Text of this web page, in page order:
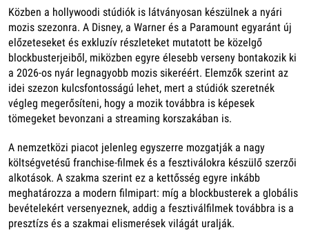
Közben a hollywoodi stúdiók is látványosan készülnek a nyári
mozis szezonra. A Disney, a Warner és a Paramount egyaránt új
előzeteseket és exkluzív részleteket mutatott be közelgő
blockbusterjeiből, miközben egyre élesebb verseny bontakozik ki
a 2026-os nyár legnagyobb mozis sikeréért. Elemzők szerint az
idei szezon kulcsfontosságú lehet, mert a stúdiók szeretnék
végleg megerősíteni, hogy a mozik továbbra is képesek
tömegeket bevonzani a streaming korszakában is.
A nemzetközi piacot jelenleg egyszerre mozgatják a nagy
költségvetésű franchise-filmek és a fesztiválokra készülő szerzői
alkotások. A szakma szerint ez a kettősség egyre inkább
meghatározza a modern filmipart: míg a blockbusterek a globális
bevételekért versenyeznek, addig a fesztiválfilmek továbbra is a
presztízs és a szakmai elismerések világát uralják.